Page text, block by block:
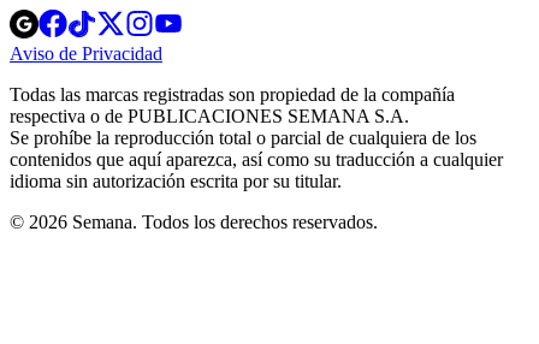
Opens
in
new
Opens
in
new
Opens
in
new
window
Opens
new
windowwindow
Aviso de Privacidad
new
window
Todas las marcas registradas son propiedad de la compañía
respectiva o de PUBLICACIONES SEMANA S.A.
Se prohíbe la reproducción total o parcial de cualquiera de los
contenidos que aquí aparezca, así como su traducción a cualquier
idioma sin autorización escrita por su titular.
© 2026 Semana. Todos los derechos reservados.